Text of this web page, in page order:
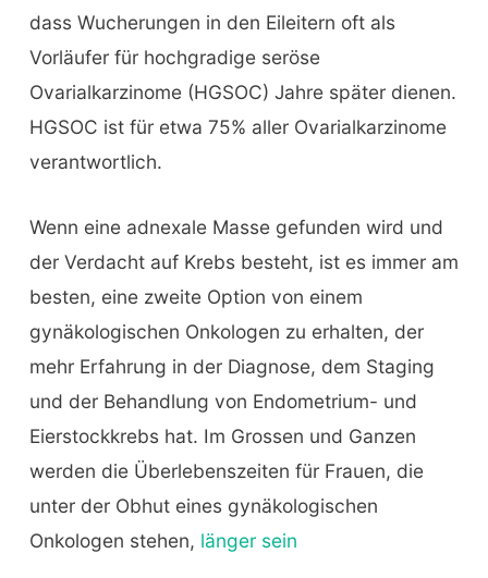
dass Wucherungen in den Eileitern oft als
Vorläufer für hochgradige seröse
Ovarialkarzinome (HGSOC) Jahre später dienen.
HGSOC ist für etwa 75% aller Ovarialkarzinome
verantwortlich.
Wenn eine adnexale Masse gefunden wird und
der Verdacht auf Krebs besteht, ist es immer am
besten, eine zweite Option von einem
gynäkologischen Onkologen zu erhalten, der
mehr Erfahrung in der Diagnose, dem Staging
und der Behandlung von Endometrium- und
Eierstockkrebs hat. Im Grossen und Ganzen
werden die Überlebenszeiten für Frauen, die
unter der Obhut eines gynäkologischen
Onkologen stehen, länger sein